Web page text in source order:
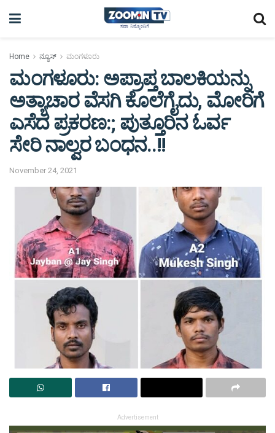
Home ನ್ಯೂಸ್ ಮಂಗಳೂರು
ಮಂಗಳೂರು: ಅಪ್ರಾಪ್ತ ಬಾಲಕಿಯನ್ನು
ಅತ್ಯಾಚಾರ ವೆಸಗಿ ಕೊಲೆಗೈದು, ಮೋರಿಗೆ
ಎಸೆದ ಪ್ರಕರಣ:; ಪುತ್ತೂರಿನ ಓರ್ವ
ಸೇರಿ ನಾಲ್ವರ ಬಂಧನ..!!
November 24, 2021
Advertisement